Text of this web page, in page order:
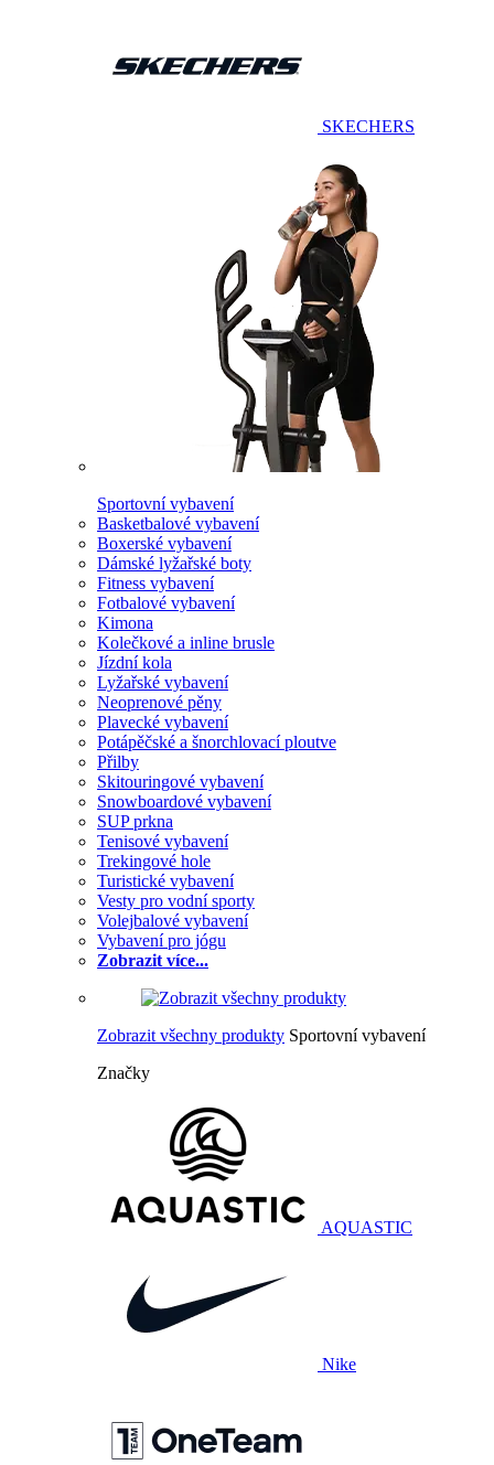
SKECHERS
Sportovní vybavení
Basketbalové vybavení
Boxerské vybavení
Dámské lyžařské boty
Fitness vybavení
Fotbalové vybavení
Kimona
Kolečkové a inline brusle
Jízdní kola
Lyžařské vybavení
Neoprenové pěny
Plavecké vybavení
Potápěčské a šnorchlovací ploutve
Přilby
Skitouringové vybavení
Snowboardové vybavení
SUP prkna
Tenisové vybavení
Trekingové hole
Turistické vybavení
Vesty pro vodní sporty
Volejbalové vybavení
Vybavení pro jógu
Zobrazit více...
Zobrazit všechny produkty Sportovní vybavení
Značky
AQUASTIC
Nike